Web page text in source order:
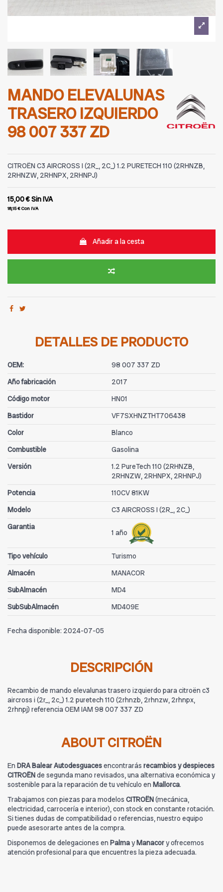
MANDO ELEVALUNAS
TRASERO IZQUIERDO
98 007 337 ZD
CITROËN C3 AIRCROSS I (2R_, 2C_) 1.2 PURETECH 110 (2RHNZB,
2RHNZW, 2RHNPX, 2RHNPJ)
15,00 €Sin IVA
18,15 €Con IVA
Añadir a la cesta
DETALLES DE PRODUCTO
OEM:
98 007 337 ZD
Año fabricación
2017
Código motor
HN01
Bastidor
VF7SXHNZTHT706438
Color
Blanco
Combustible
Gasolina
Versión
1.2 PureTech 110 (2RHNZB,
2RHNZW, 2RHNPX, 2RHNPJ)
Potencia
110CV 81KW
Modelo
C3 AIRCROSS I (2R_, 2C_)
Garantia
1 año
Tipo vehículo
Turismo
Almacén
MANACOR
SubAlmacén
MD4
SubSubAlmacén
MD409E
Fecha disponible: 2024-07-05
DESCRIPCIÓN
Recambio de mando elevalunas trasero izquierdo para citroën c3
aircross i (2r_, 2c_) 1.2 puretech 110 (2rhnzb, 2rhnzw, 2rhnpx,
2rhnpj) referencia OEM IAM 98 007 337 ZD
ABOUT CITROËN
En DRA Balear Autodesguacesencontrarás recambios y despieces
CITROËNde segunda mano revisados, una alternativa económica y
sostenible para la reparación de tu vehículo en Mallorca.
Trabajamos con piezas para modelos CITROËN(mecánica,
electricidad, carrocería e interior), con stock en constante rotación.
Si tienes dudas de compatibilidad o referencias, nuestro equipo
puede asesorarte antes de la compra.
Disponemos de delegaciones en PalmayManacory ofrecemos
atención profesional para que encuentres la pieza adecuada.